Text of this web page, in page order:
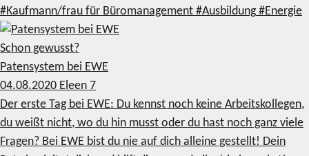
#Kaufmann/frau für Büromanagement #Ausbildung #Energie
Schon gewusst?
Patensystem bei EWE
04.08.2020 Eleen 7
Der erste Tag bei EWE: Du kennst noch keine Arbeitskollegen,
du weißt nicht, wo du hin musst oder du hast noch ganz viele
Fragen? Bei EWE bist du nie auf dich alleine gestellt! Dein